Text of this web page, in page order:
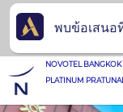
NOVOTEL BANGKOK
PLATINUM
พบข้อเสนอ